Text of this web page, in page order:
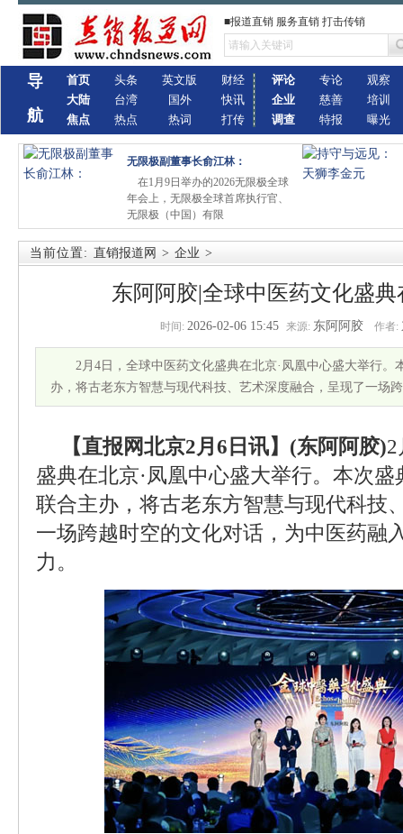
■报道直销 服务直销 打击传销
导
航
首页
大陆
焦点
头条
台湾
热点
英文版
国外
热词
财经
快讯
打传
评论
企业
调查
专论
慈善
特报
观察
培训
曝光
无限极副董事长俞江林：
在1月9日举办的2026无限极全球
年会上，无限极全球首席执行官、
无限极（中国）有限
当前位置: 直销报道网 > 企业 >
东阿阿胶|全球中医药文化盛
时间: 2026-02-06 15:45 来源: 东阿阿胶 作者:
2月4日，全球中医药文化盛典在北京·凤凰中心盛大举行
办，将古老东方智慧与现代科技、艺术深度融合，呈现了一场
【直报网北京2月6日讯】(东阿阿胶)2
盛典在北京·凤凰中心盛大举行。本次
联合主办，将古老东方智慧与现代科技
一场跨越时空的文化对话，为中医药融
力。